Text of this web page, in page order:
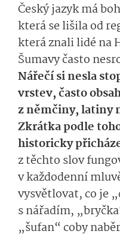
Český jazyk má
která se lišila od
která znali lidé na
Šumavy často
Nářečí si nesla
vrstev, často
z němčiny, latiny
Zkrátka podle
historicky
z těchto slov
v každodenní
vysvětlovat, co je
s nářadím,
„šufan“ coby